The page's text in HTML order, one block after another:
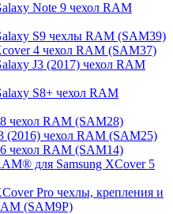
Note 9 чехол RAM
S9 чехлы RAM (SAM39)
4 чехол RAM (SAM37)
J3 (2017) чехол RAM
S8+ чехол RAM
чехол RAM (SAM28)
(2016) чехол RAM (SAM25)
чехол RAM (SAM14)
для Samsung XCover 5
Pro чехлы, крепления и
(SAM9P)